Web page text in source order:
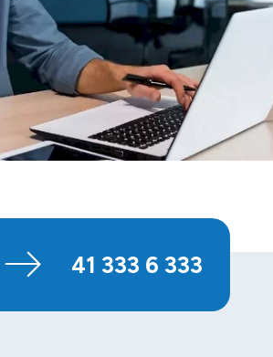
41 333 6 333